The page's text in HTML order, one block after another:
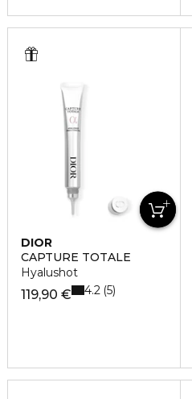
DIOR
CAPTURE TOTALE
Hyalushot
119,90 € 4.2 5